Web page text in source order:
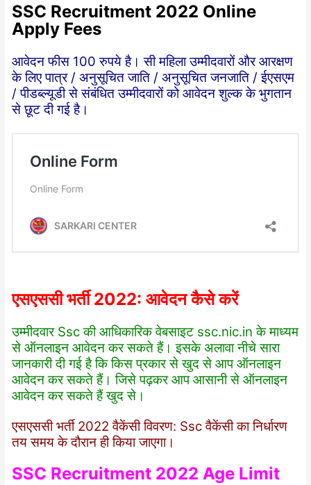
SSC Recruitment 2022 Online
Apply Fees
आवेदन फीस 100 रुपये है। सी महिला उम्मीदवारों और आरक्षण
के लिए पात्र / अनुसूचित जाति / अनुसूचित जनजाति / ईएसएम
/ पीडब्ल्यूडी से संबंधित उम्मीदवारों को आवेदन शुल्क के भुगतान
से छूट दी गई है।
एसएससी भर्ती 2022: आवेदन कैसे करें
उम्मीदवार Ssc की आधिकारिक वेबसाइट ssc.nic.in के माध्यम
से ऑनलाइन आवेदन कर सकते हैं। इसके अलावा नीचे सारा
जानकारी दी गई है कि किस प्रकार से खुद से आप ऑनलाइन
आवेदन कर सकते हैं। जिसे पढ़कर आप आसानी से ऑनलाइन
आवेदन कर सकते हैं खुद से।
एसएससी भर्ती 2022 वैकेंसी विवरण: Ssc वैकेंसी का निर्धारण
तय समय के दौरान ही किया जाएगा।
SSC Recruitment 2022 Age Limit